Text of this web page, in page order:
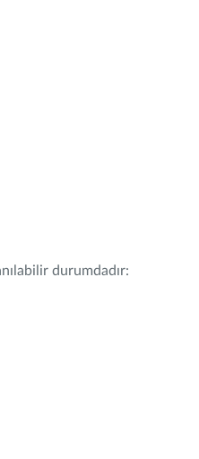
durumdadır: